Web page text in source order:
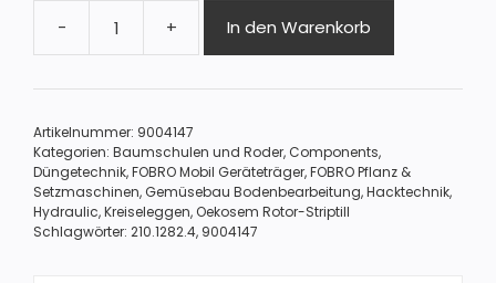
-
Zugfeder
zu
Parallelogramm
+ In den Warenkorb
Artikelnummer: 9004147
Kategorien: Baumschulen und Roder, Components,
Düngetechnik,FOBRO Mobil Geräteträger,FOBRO Pflanz &
Setzmaschinen, Gemüsebau Bodenbearbeitung,Hacktechnik,
Hydraulic,Kreiseleggen, Oekosem Rotor-Striptill
Schlagwörter: 210.1282.4, 9004147